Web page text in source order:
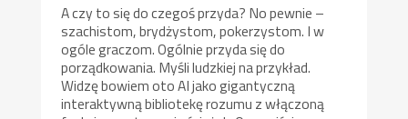
A czy to się do czegoś przyda? No pewnie –
szachistom, brydżystom, pokerzystom. I w
ogóle graczom. Ogólnie przyda się do
porządkowania. Myśli ludzkiej na przykład.
Widzę bowiem oto AI jako gigantyczną
interaktywną bibliotekę rozumu z włączoną